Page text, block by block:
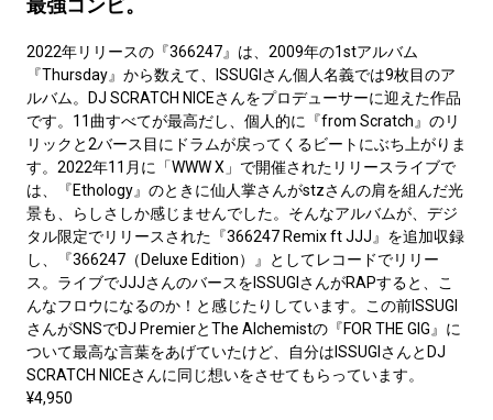
最強コンビ。
2022年リリースの『366247』は、2009年の1stアルバム
『Thursday』から数えて、ISSUGIさん個人名義では9枚目のア
ルバム。DJ SCRATCH NICEさんをプロデューサーに迎えた作品
です。11曲すべてが最高だし、個人的に『from Scratch』のリ
リックと2バース目にドラムが戻ってくるビートにぶち上がりま
す。2022年11月に「WWW X」で開催されたリリースライブで
は、『Ethology』のときに仙人掌さんがstzさんの肩を組んだ光
景も、らしさしか感じませんでした。そんなアルバムが、デジ
タル限定でリリースされた『366247 Remix ft JJJ』を追加収録
し、『366247（Deluxe Edition）』としてレコードでリリー
ス。ライブでJJJさんのバースをISSUGIさんがRAPすると、こ
んなフロウになるのか！と感じたりしています。この前ISSUGI
さんがSNSでDJ PremierとThe Alchemistの『FOR THE GIG』に
ついて最高な言葉をあげていたけど、自分はISSUGIさんとDJ
SCRATCH NICEさんに同じ想いをさせてもらっています。
¥4,950